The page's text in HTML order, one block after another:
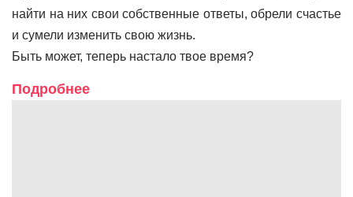
найти на них свои собственные ответы, обрели счастье
и сумели изменить свою жизнь.
Быть может, теперь настало твое время?
Подробнее